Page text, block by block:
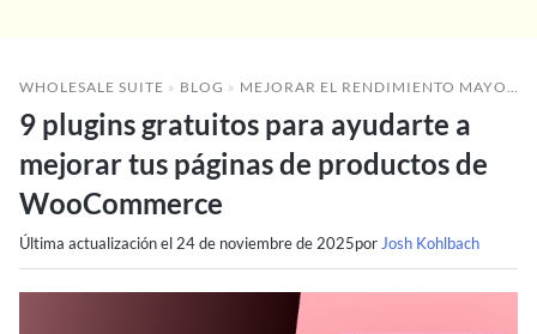
WHOLESALE SUITE » BLOG » MEJORAR EL RENDIMIENTO MAYORISTA
9 plugins gratuitos para ayudarte a
mejorar tus páginas de productos de
WooCommerce
Última actualización el 24 de noviembre de 2025por Josh Kohlbach